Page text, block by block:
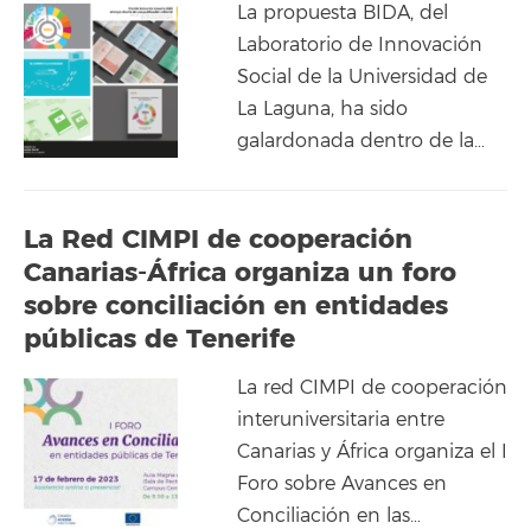
La propuesta BIDA, del
Laboratorio de Innovación
Social de la Universidad de
La Laguna, ha sido
galardonada dentro de la…
La Red CIMPI de cooperación
Canarias-África organiza un foro
sobre conciliación en entidades
públicas de Tenerife
La red CIMPI de cooperación
interuniversitaria entre
Canarias y África organiza el I
Foro sobre Avances en
Conciliación en las…